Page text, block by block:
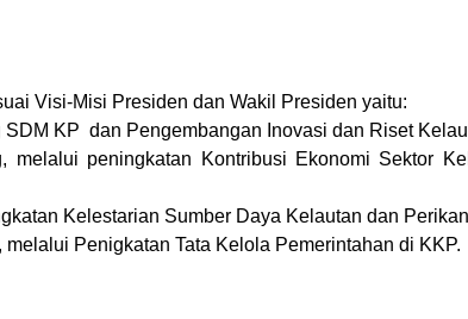
Visi-Misi Presiden dan Wakil Presiden yaitu:
KP dan Pengembangan Inovasi dan Riset
peningkatan Kontribusi Ekonomi Sektor
Kelestarian Sumber Daya Kelautan dan
Penigkatan Tata Kelola Pemerintahan di KKP.